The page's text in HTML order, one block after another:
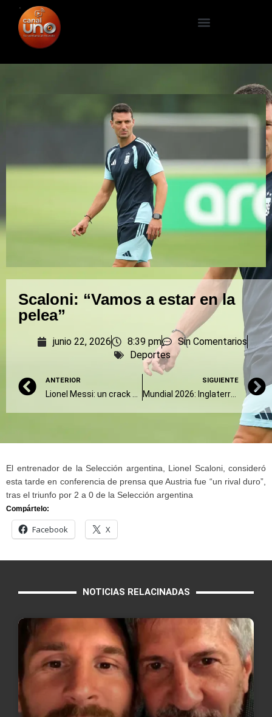
Scaloni: “Vamos a estar en la
pelea”
junio 22, 2026 8:39 pm
Sin Comentarios
Deportes
ANTERIOR
Lionel Messi: un crack épico, un tipo feliz
SIGUIENTE
Mundial 2026: Inglaterra y Portugal engalanan la jornada
El entrenador de la Selección argentina, Lionel Scaloni, consideró
esta tarde en conferencia de prensa que Austria fue “un rival duro”,
tras el triunfo por 2 a 0 de la Selección argentina
Compártelo:
Facebook X
NOTICIAS RELACINADAS